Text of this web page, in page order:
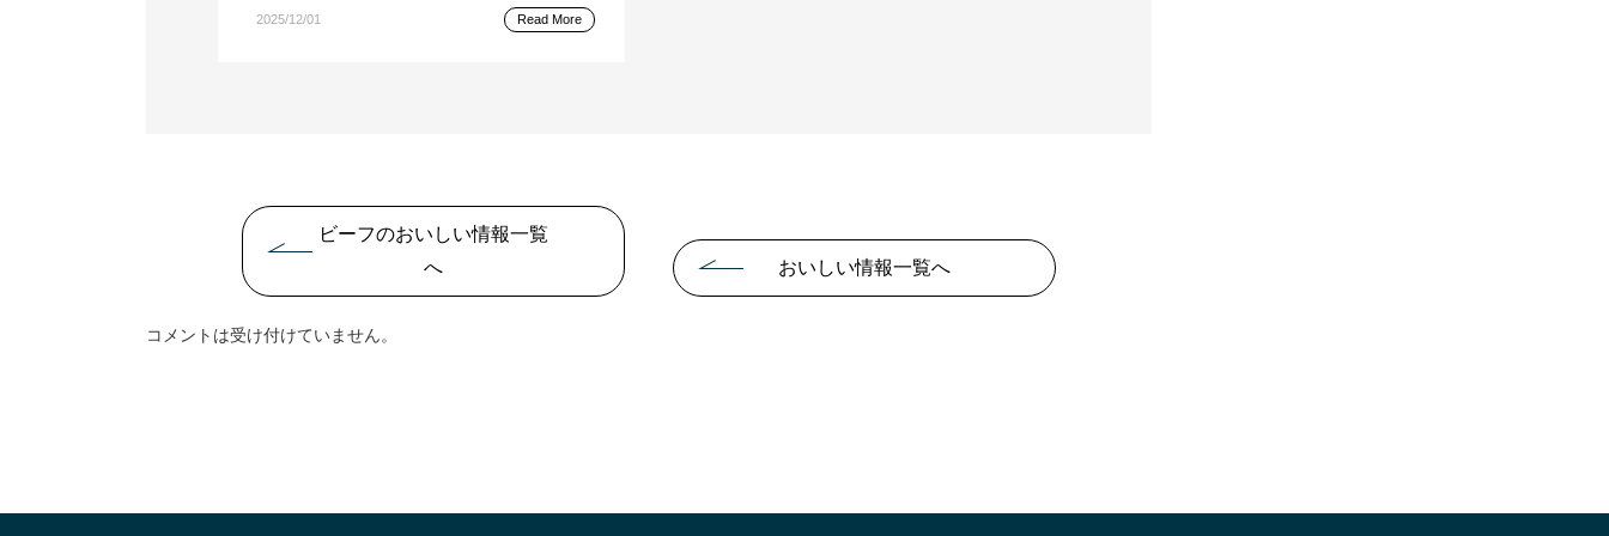
2025/12/01 Read More
ビーフのおいしい情報一覧
へ
おいしい情報一覧へ
コメントは受け付けていません。